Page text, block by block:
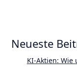
Neueste
KI-Aktien: